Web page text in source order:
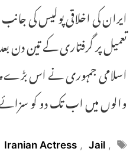
ایران کی اخلاقی پولیس کی
تعمیل پر گرفتاری کے تین دن
اسلامی جمہوری نے اس بڑے
والوں میں اب تک دو کو
Tags
Iranian Actress , Jail ,